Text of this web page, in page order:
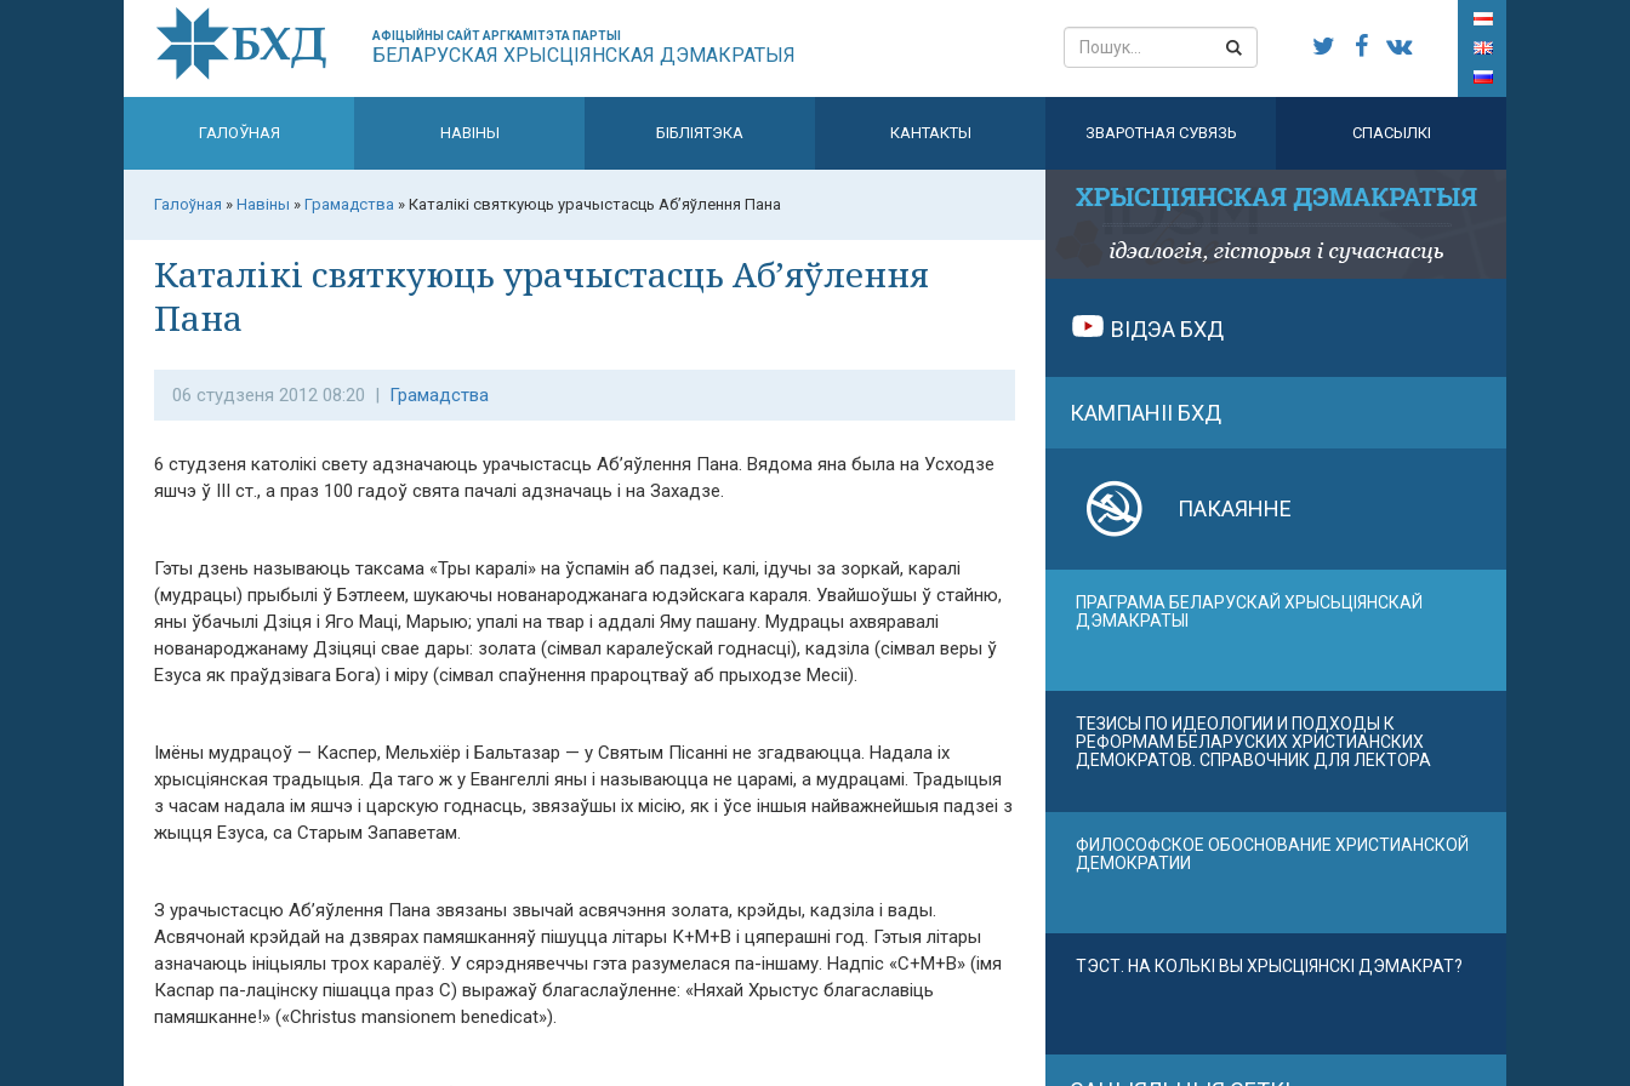
АФІЦЫЙНЫ САЙТ АРГКАМІТЭТА ПАРТЫІ
БЕЛАРУСКАЯ ХРЫСЦІЯНСКАЯ ДЭМАКРАТЫЯ
ГАЛОЎНАЯ НАВІНЫ БІБЛІЯТЭКА КАНТАКТЫ ЗВАРОТНАЯ СУВЯЗЬ СПАСЫЛКІ
Галоўная » Навіны » Грамадства » Каталікі святкуюць урачыстасць Аб’яўлення Пана
Каталікі святкуюць урачыстасць Аб’яўлення
Пана
06 студзеня 2012 08:20 | Грамадства
6 студзеня католікі свету адзначаюць урачыстасць Аб’яўлення Пана. Вядома яна была на Усходзе
яшчэ ў ІІІ ст., а праз 100 гадоў свята пачалі адзначаць і на Захадзе.
Гэты дзень называюць таксама «Тры каралі» на ўспамін аб падзеі, калі, ідучы за зоркай, каралі
(мудрацы) прыбылі ў Бэтлеем, шукаючы нованароджанага юдэйскага караля. Увайшоўшы ў стайню,
яны ўбачылі Дзіця і Яго Маці, Марыю; упалі на твар і аддалі Яму пашану. Мудрацы ахвяравалі
нованароджанаму Дзіцяці свае дары: золата (сімвал каралеўскай годнасці), кадзіла (сімвал веры ў
Езуса як праўдзівага Бога) і міру (сімвал спаўнення прароцтваў аб прыходзе Месіі).
Iмёны мудрацоў — Каспер, Мельхiёр i Бальтазар — у Святым Пісанні не згадваюцца. Надала іх
хрысціянская традыцыя. Да таго ж у Евангеллi яны i называюцца не царамi, а мудрацамi. Традыцыя
з часам надала iм яшчэ i царскую годнасць, звязаўшы iх мiсiю, як i ўсе iншыя найважнейшыя падзеi з
жыцця Езуса, са Старым Запаветам.
З урачыстасцю Аб’яўлення Пана звязаны звычай асвячэння золата, крэйды, кадзіла і вады.
Асвячонай крэйдай на дзвярах памяшканняў пішуцца літары К+М+В і цяперашні год. Гэтыя літары
азначаюць ініцыялы трох каралёў. У сярэднявеччы гэта разумелася па-іншаму. Надпіс «С+М+В» (імя
Каспар па-лацінску пішацца праз С) выражаў благаслаўленне: «Няхай Хрыстус благаславіць
памяшканне!» («Christus mansionem benedicat»).
ВІДЭА БХД
КАМПАНІІ БХД
ПАКАЯННЕ
ПРАГРАМА БЕЛАРУСКАЙ ХРЫСЬЦІЯНСКАЙ
ДЭМАКРАТЫІ
ТЕЗИСЫ ПО ИДЕОЛОГИИ И ПОДХОДЫ К
РЕФОРМАМ БЕЛАРУСКИХ ХРИСТИАНСКИХ
ДЕМОКРАТОВ. СПРАВОЧНИК ДЛЯ ЛЕКТОРА
ФИЛОСОФСКОЕ ОБОСНОВАНИЕ ХРИСТИАНСКОЙ
ДЕМОКРАТИИ
ТЭСТ. НА КОЛЬКІ ВЫ ХРЫСЦІЯНСКІ ДЭМАКРАТ?